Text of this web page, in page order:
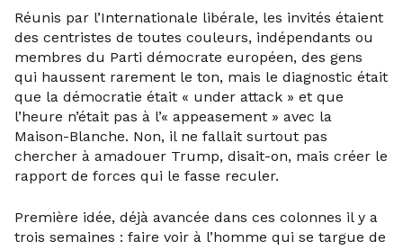
Réunis par l’Internationale libérale, les invités étaient
des centristes de toutes couleurs, indépendants ou
membres du Parti démocrate européen, des gens
qui haussent rarement le ton, mais le diagnostic était
que la démocratie était « under attack » et que
l’heure n’était pas à l’« appeasement » avec la
Maison-Blanche. Non, il ne fallait surtout pas
chercher à amadouer Trump, disait-on, mais créer le
rapport de forces qui le fasse reculer.
Première idée, déjà avancée dans ces colonnes il y a
trois semaines : faire voir à l’homme qui se targue de